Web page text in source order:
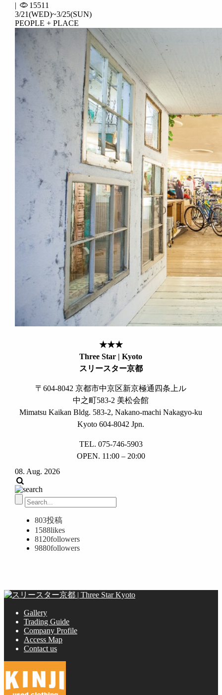
|
15511
3/21(WED)~3/25(SUN)
PEOPLE + PLACE
★★★
Three Star | Kyoto
スリースター京都
〒604-8042 京都市中京区新京極通四条上ル
中之町583-2 美松会館
Mimatsu Kaikan Bldg. 583-2, Nakano-machi Nakagyo-ku
Kyoto 604-8042 Jpn.
TEL. 075-746-5903
OPEN. 11:00 – 20:00
08. Aug. 2026
803投稿
1588likes
8120followers
9880followers
Gallery
Trading Guide
Company Profile
Access Map
Contact us